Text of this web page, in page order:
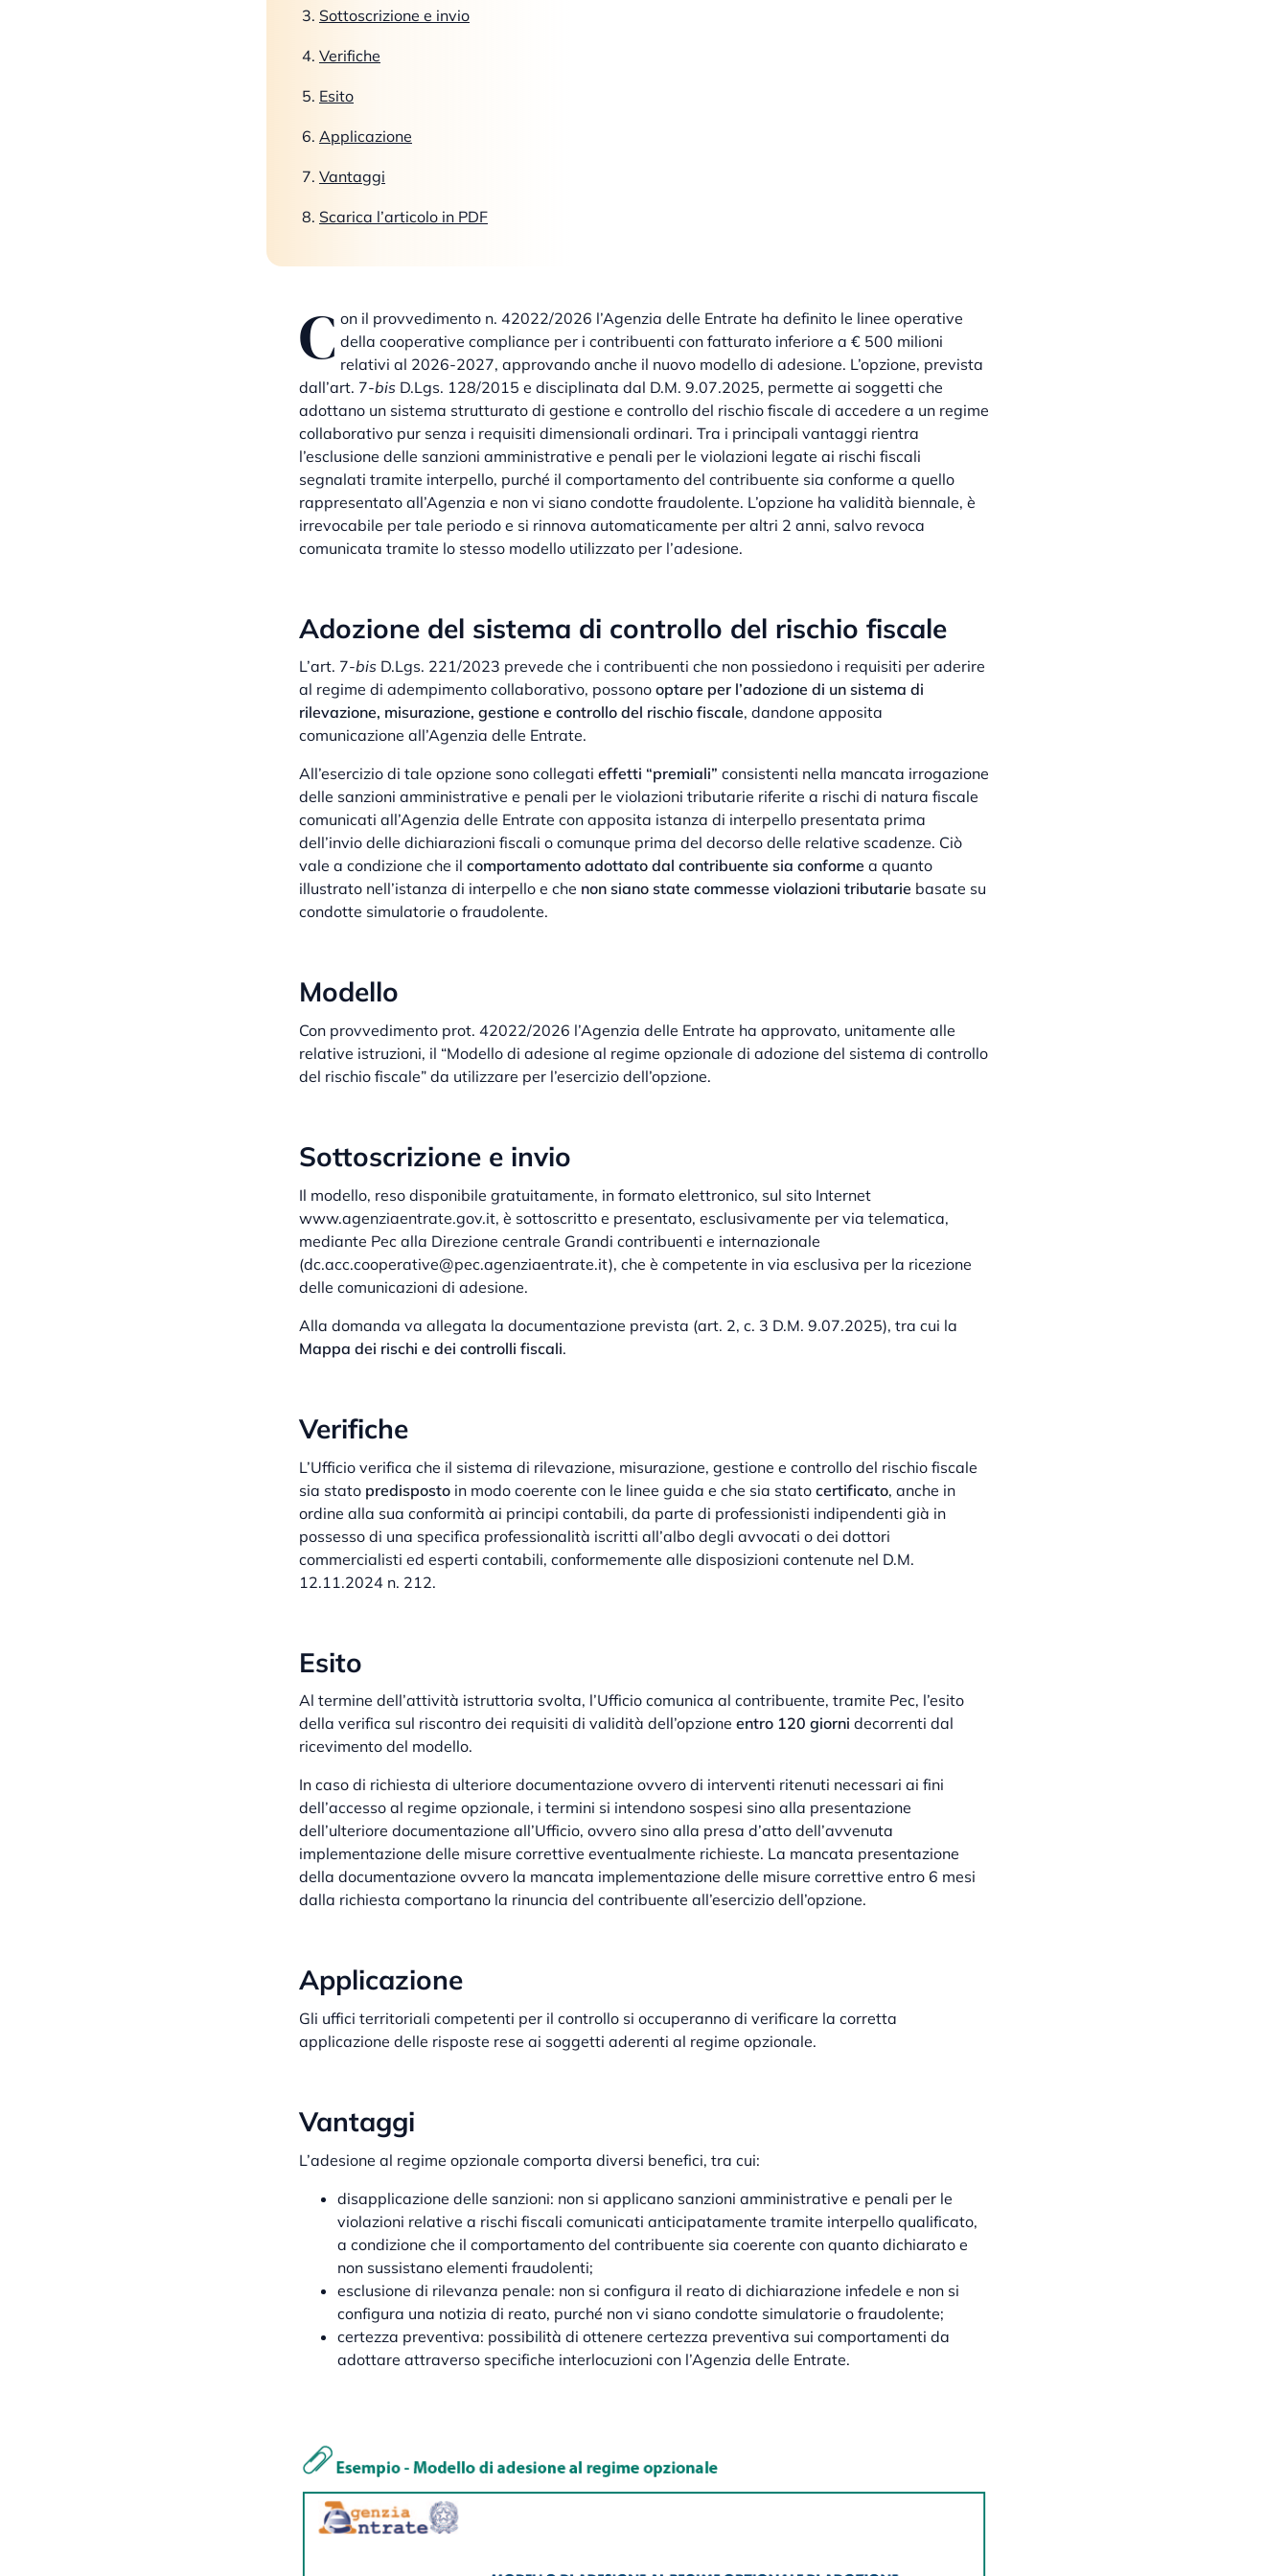
Sottoscrizione e invio
Verifiche
Esito
Applicazione
Vantaggi
Scarica l’articolo in PDF
C on il provvedimento n. 42022/2026 l’Agenzia delle Entrate ha definito le linee operative
della cooperative compliance per i contribuenti con fatturato inferiore a € 500 milioni
relativi al 2026-2027, approvando anche il nuovo modello di adesione. L’opzione, prevista
dall’art. 7-bis D.Lgs. 128/2015 e disciplinata dal D.M. 9.07.2025, permette ai soggetti che
adottano un sistema strutturato di gestione e controllo del rischio fiscale di accedere a un regime
collaborativo pur senza i requisiti dimensionali ordinari. Tra i principali vantaggi rientra
l’esclusione delle sanzioni amministrative e penali per le violazioni legate ai rischi fiscali
segnalati tramite interpello, purché il comportamento del contribuente sia conforme a quello
rappresentato all’Agenzia e non vi siano condotte fraudolente. L’opzione ha validità biennale, è
irrevocabile per tale periodo e si rinnova automaticamente per altri 2 anni, salvo revoca
comunicata tramite lo stesso modello utilizzato per l’adesione.
Adozione del sistema di controllo del rischio fiscale
L’art. 7-bis D.Lgs. 221/2023 prevede che i contribuenti che non possiedono i requisiti per aderire
al regime di adempimento collaborativo, possono optare per l’adozione di un sistema di
rilevazione, misurazione, gestione e controllo del rischio fiscale, dandone apposita
comunicazione all’Agenzia delle Entrate.
All’esercizio di tale opzione sono collegati effetti “premiali” consistenti nella mancata irrogazione
delle sanzioni amministrative e penali per le violazioni tributarie riferite a rischi di natura fiscale
comunicati all’Agenzia delle Entrate con apposita istanza di interpello presentata prima
dell’invio delle dichiarazioni fiscali o comunque prima del decorso delle relative scadenze. Ciò
vale a condizione che il comportamento adottato dal contribuente sia conforme a quanto
illustrato nell’istanza di interpello e che non siano state commesse violazioni tributarie basate su
condotte simulatorie o fraudolente.
Modello
Con provvedimento prot. 42022/2026 l’Agenzia delle Entrate ha approvato, unitamente alle
relative istruzioni, il “Modello di adesione al regime opzionale di adozione del sistema di controllo
del rischio fiscale” da utilizzare per l’esercizio dell’opzione.
Sottoscrizione e invio
Il modello, reso disponibile gratuitamente, in formato elettronico, sul sito Internet
www.agenziaentrate.gov.it, è sottoscritto e presentato, esclusivamente per via telematica,
mediante Pec alla Direzione centrale Grandi contribuenti e internazionale
(dc.acc.cooperative@pec.agenziaentrate.it), che è competente in via esclusiva per la ricezione
delle comunicazioni di adesione.
Alla domanda va allegata la documentazione prevista (art. 2, c. 3 D.M. 9.07.2025), tra cui la
Mappa dei rischi e dei controlli fiscali.
Verifiche
L’Ufficio verifica che il sistema di rilevazione, misurazione, gestione e controllo del rischio fiscale
sia stato predisposto in modo coerente con le linee guida e che sia stato certificato, anche in
ordine alla sua conformità ai principi contabili, da parte di professionisti indipendenti già in
possesso di una specifica professionalità iscritti all’albo degli avvocati o dei dottori
commercialisti ed esperti contabili, conformemente alle disposizioni contenute nel D.M.
12.11.2024 n. 212.
Esito
Al termine dell’attività istruttoria svolta, l’Ufficio comunica al contribuente, tramite Pec, l’esito
della verifica sul riscontro dei requisiti di validità dell’opzione entro 120 giorni decorrenti dal
ricevimento del modello.
In caso di richiesta di ulteriore documentazione ovvero di interventi ritenuti necessari ai fini
dell’accesso al regime opzionale, i termini si intendono sospesi sino alla presentazione
dell’ulteriore documentazione all’Ufficio, ovvero sino alla presa d’atto dell’avvenuta
implementazione delle misure correttive eventualmente richieste. La mancata presentazione
della documentazione ovvero la mancata implementazione delle misure correttive entro 6 mesi
dalla richiesta comportano la rinuncia del contribuente all’esercizio dell’opzione.
Applicazione
Gli uffici territoriali competenti per il controllo si occuperanno di verificare la corretta
applicazione delle risposte rese ai soggetti aderenti al regime opzionale.
Vantaggi
L’adesione al regime opzionale comporta diversi benefici, tra cui:
disapplicazione delle sanzioni: non si applicano sanzioni amministrative e penali per le
violazioni relative a rischi fiscali comunicati anticipatamente tramite interpello qualificato,
a condizione che il comportamento del contribuente sia coerente con quanto dichiarato e
non sussistano elementi fraudolenti;
esclusione di rilevanza penale: non si configura il reato di dichiarazione infedele e non si
configura una notizia di reato, purché non vi siano condotte simulatorie o fraudolente;
certezza preventiva: possibilità di ottenere certezza preventiva sui comportamenti da
adottare attraverso specifiche interlocuzioni con l’Agenzia delle Entrate.